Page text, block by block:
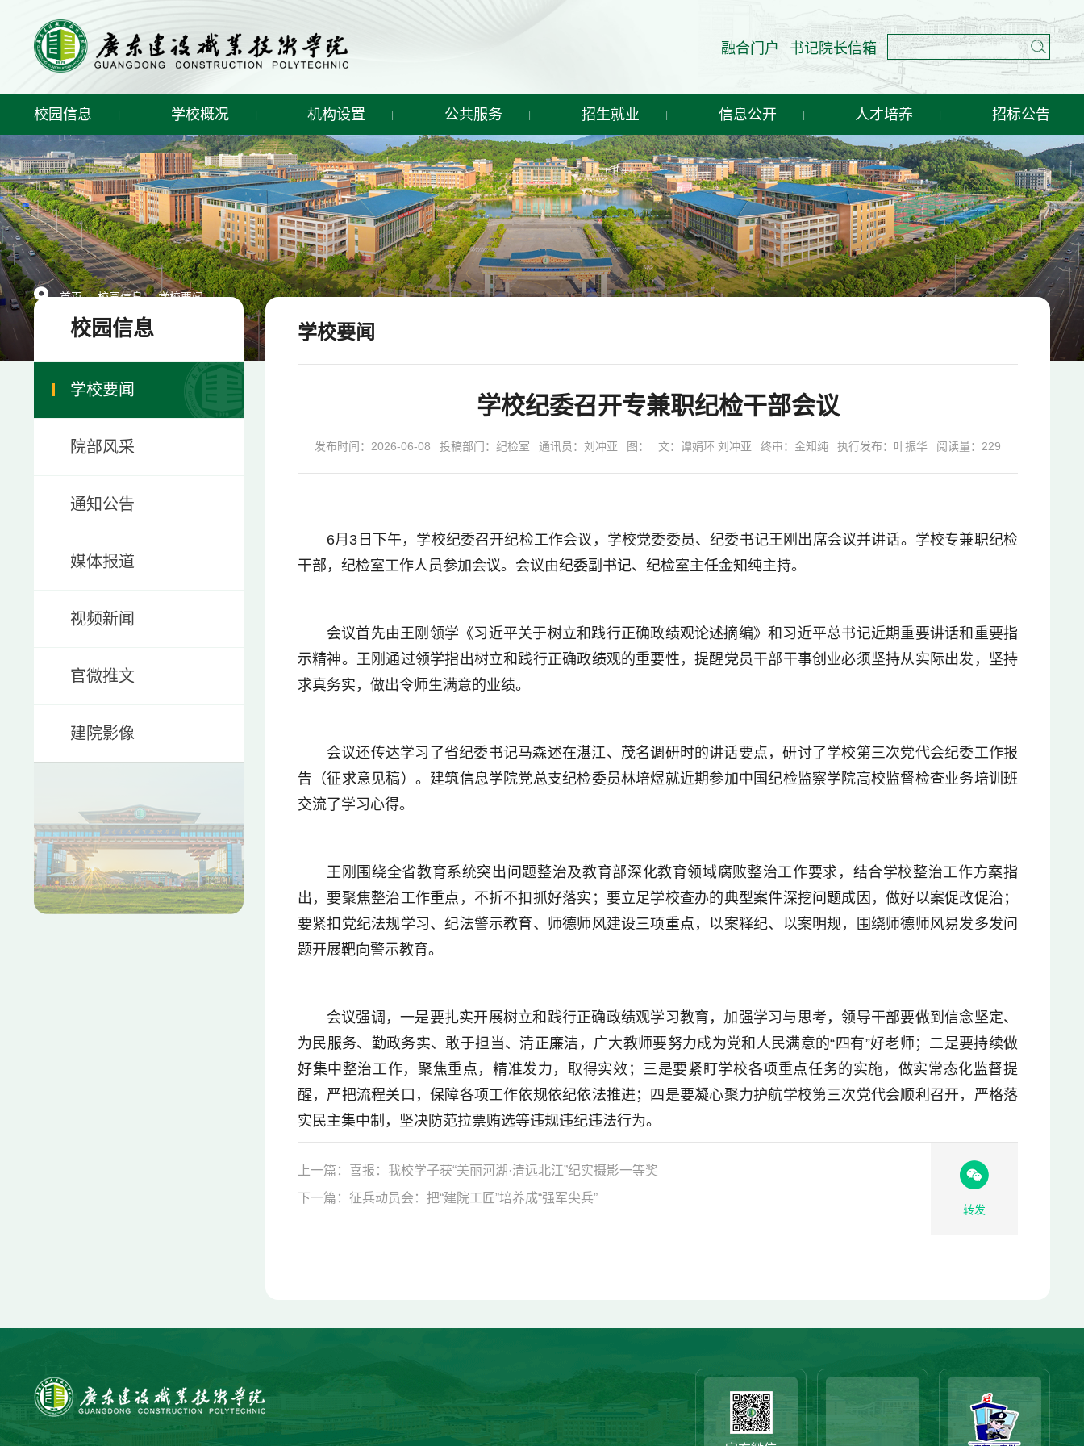
融合门户 书记院长信箱
校园信息 学校概况 机构设置 公共服务 招生就业 信息公开 人才培养 招标公告
首页 - 校园信息 - 学校要闻
校园信息
学校要闻
院部风采
通知公告
媒体报道
视频新闻
官微推文
建院影像
学校要闻
学校纪委召开专兼职纪检干部会议
发布时间：2026-06-08 投稿部门：纪检室 通讯员：刘冲亚 图： 文：谭娟环 刘冲亚 终审：金知纯 执行发布：叶振华 阅读量： 229
6月3日下午，学校纪委召开纪检工作会议，学校党委委员、纪委书记王刚出席会议并讲话。学校专兼职纪检
干部，纪检室工作人员参加会议。会议由纪委副书记、纪检室主任金知纯主持。
会议首先由王刚领学《习近平关于树立和践行正确政绩观论述摘编》和习近平总书记近期重要讲话和重要指
示精神。王刚通过领学指出树立和践行正确政绩观的重要性，提醒党员干部干事创业必须坚持从实际出发，坚持
求真务实，做出令师生满意的业绩。
会议还传达学习了省纪委书记马森述在湛江、茂名调研时的讲话要点，研讨了学校第三次党代会纪委工作报
告（征求意见稿）。建筑信息学院党总支纪检委员林培煜就近期参加中国纪检监察学院高校监督检查业务培训班
交流了学习心得。
王刚围绕全省教育系统突出问题整治及教育部深化教育领域腐败整治工作要求，结合学校整治工作方案指
出，要聚焦整治工作重点，不折不扣抓好落实；要立足学校查办的典型案件深挖问题成因，做好以案促改促治；
要紧扣党纪法规学习、纪法警示教育、师德师风建设三项重点，以案释纪、以案明规，围绕师德师风易发多发问
题开展靶向警示教育。
会议强调，一是要扎实开展树立和践行正确政绩观学习教育，加强学习与思考，领导干部要做到信念坚定、
为民服务、勤政务实、敢于担当、清正廉洁，广大教师要努力成为党和人民满意的“四有”好老师；二是要持续做
好集中整治工作，聚焦重点，精准发力，取得实效；三是要紧盯学校各项重点任务的实施，做实常态化监督提
醒，严把流程关口，保障各项工作依规依纪依法推进；四是要凝心聚力护航学校第三次党代会顺利召开，严格落
实民主集中制，坚决防范拉票贿选等违规违纪违法行为。
转发
上一篇：喜报：我校学子获“美丽河湖·清远北江”纪实摄影一等奖
下一篇：征兵动员会：把“建院工匠”培养成“强军尖兵”